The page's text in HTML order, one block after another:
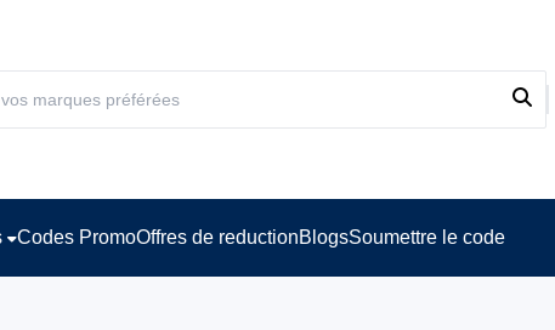
Codes PromoOffres de reductionBlogsSoumettre le code